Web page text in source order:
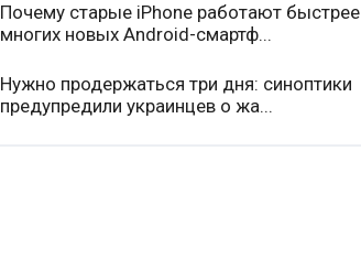
Почему старые iPhone работают быстрее
многих новых Android-смартф...
Нужно продержаться три дня: синоптики
предупредили украинцев о жа...